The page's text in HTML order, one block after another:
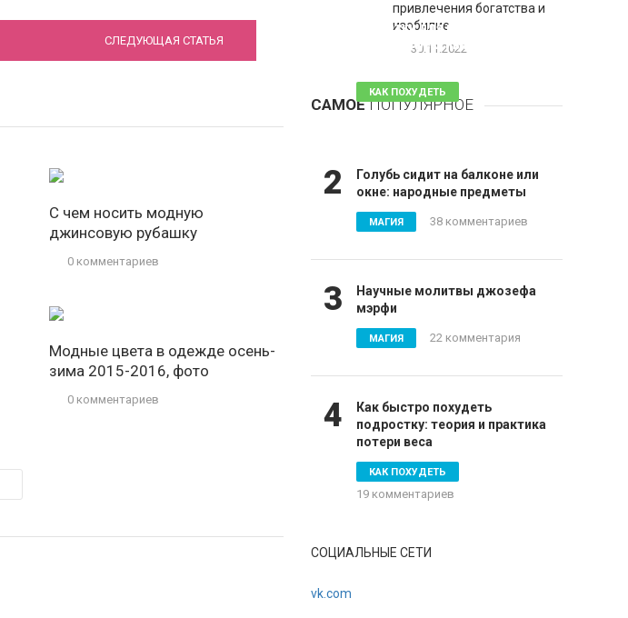
СЛЕДУЮЩАЯ СТАТЬЯ
С чем носить модную
джинсовую рубашку
0 комментариев
Модные цвета в одежде осень-
зима 2015-2016, фото
0 комментариев
привлечения богатства и
изобилие
30.11.2022
САМОЕПОПУЛЯРНОЕ
Таблетки для похудения -
обзор эффективных и
КАК ПОХУДЕТЬ
81 комментарий
2
Голубь сидит на балконе или
окне: народные предметы
МАГИЯ 38 комментариев
3
Научные молитвы джозефа
мэрфи
МАГИЯ 22 комментария
4
Как быстро похудеть
подростку: теория и практика
потери веса
КАК ПОХУДЕТЬ
19 комментариев
СОЦИАЛЬНЫЕ СЕТИ
vk.com